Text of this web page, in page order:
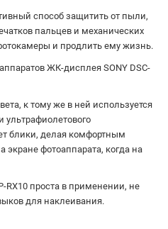
способ защитить от пыли,
пальцев и механических
и продлить ему жизнь.
ЖК-дисплея SONY DSC-
к тому же в ней используется
ультрафиолетового
блики, делая комфортным
экране фотоаппарата, когда на
RX10 проста в применении, не
для наклеивания.